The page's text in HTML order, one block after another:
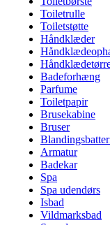
Toiletrulle
Toiletstøtte
Håndklæder
Badeforhæng
Parfume
Toiletpapir
Brusekabine
Bruser
Armatur
Badekar
Spa
Spa udendørs
Isbad
Vildmarksbad